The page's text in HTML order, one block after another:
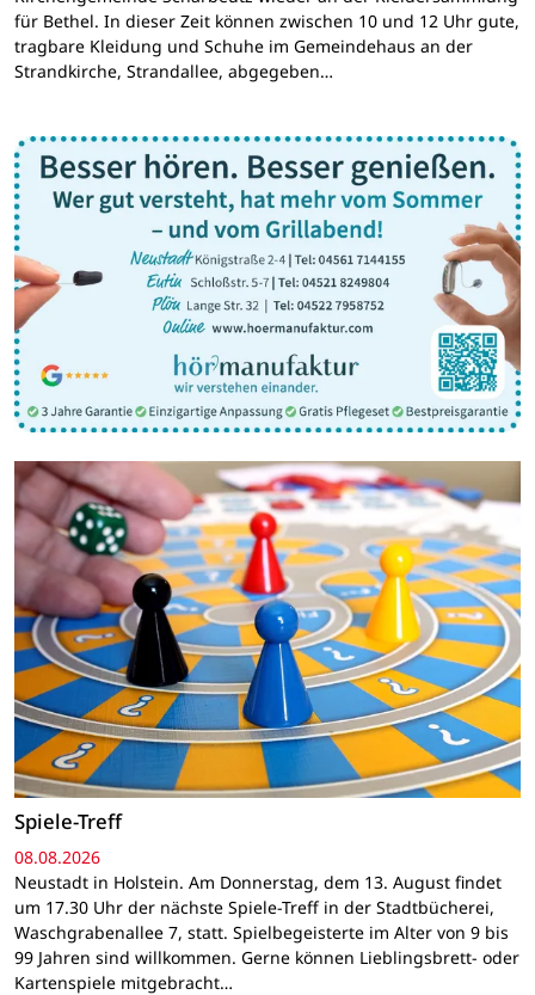
für Bethel. In dieser Zeit können zwischen 10 und 12 Uhr gute,
tragbare Kleidung und Schuhe im Gemeindehaus an der
Strandkirche, Strandallee, abgegeben…
Spiele-Treff
08.08.2026
Neustadt in Holstein. Am Donnerstag, dem 13. August findet
um 17.30 Uhr der nächste Spiele-Treff in der Stadtbücherei,
Waschgrabenallee 7, statt. Spielbegeisterte im Alter von 9 bis
99 Jahren sind willkommen. Gerne können Lieblingsbrett- oder
Kartenspiele mitgebracht…